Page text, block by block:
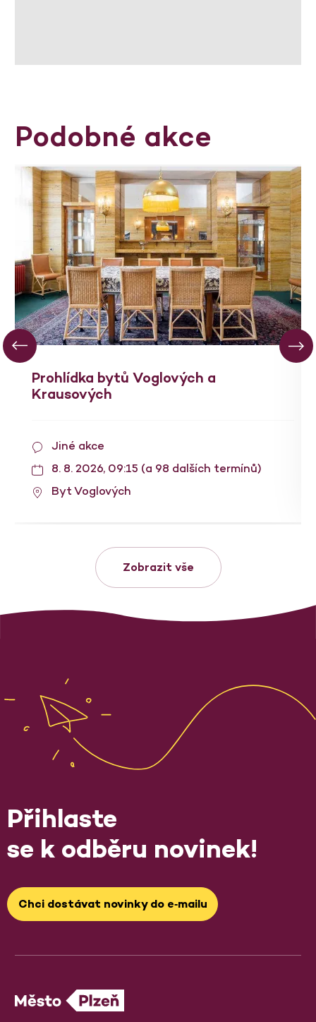
Podobné akce
Prohlídka bytů Voglových a
Krausových
Jiné akce
8. 8. 2026, 09:15 (a 98 dalších termínů)
Byt Voglových
Zobrazit vše
Přihlaste
se k odběru novinek!
Chci dostávat novinky do e‑mailu